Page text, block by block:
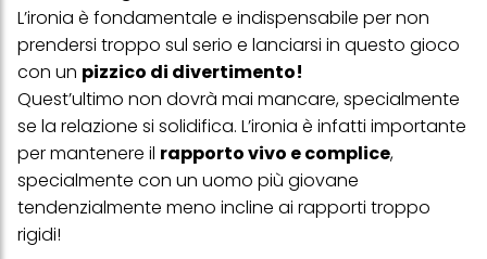
L’ironia è fondamentale e indispensabile per non
prendersi troppo sul serio e lanciarsi in questo gioco
con un pizzico di divertimento!
Quest’ultimo non dovrà mai mancare, specialmente
se la relazione si solidifica. L’ironia è infatti importante
per mantenere il rapporto vivo e complice,
specialmente con un uomo più giovane
tendenzialmente meno incline ai rapporti troppo
rigidi!